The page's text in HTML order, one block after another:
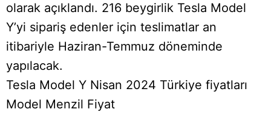
olarak açıklandı. 216 beygirlik Tesla Model
Y’yi sipariş edenler için teslimatlar an
itibariyle Haziran-Temmuz döneminde
yapılacak.
Tesla Model Y Nisan 2024 Türkiye fiyatları
Model Menzil Fiyat